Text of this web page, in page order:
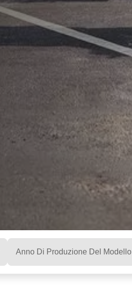
Anno Di Produzione Del Modello